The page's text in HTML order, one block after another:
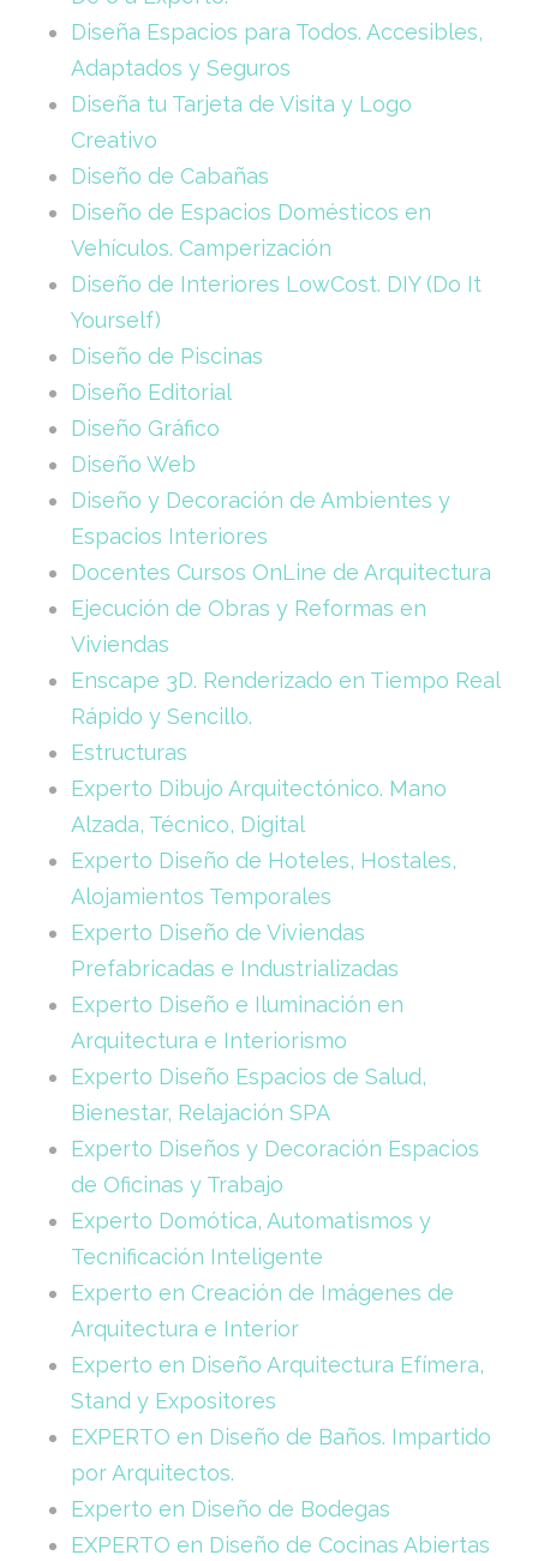
Diseña Espacios para Todos. Accesibles,
Adaptados y Seguros
Diseña tu Tarjeta de Visita y Logo
Creativo
Diseño de Cabañas
Diseño de Espacios Domésticos en
Vehículos. Camperización
Diseño de Interiores LowCost. DIY (Do It
Yourself)
Diseño de Piscinas
Diseño Editorial
Diseño Gráfico
Diseño Web
Diseño y Decoración de Ambientes y
Espacios Interiores
Docentes Cursos OnLine de Arquitectura
Ejecución de Obras y Reformas en
Viviendas
Enscape 3D. Renderizado en Tiempo Real
Rápido y Sencillo.
Estructuras
Experto Dibujo Arquitectónico. Mano
Alzada, Técnico, Digital
Experto Diseño de Hoteles, Hostales,
Alojamientos Temporales
Experto Diseño de Viviendas
Prefabricadas e Industrializadas
Experto Diseño e Iluminación en
Arquitectura e Interiorismo
Experto Diseño Espacios de Salud,
Bienestar, Relajación SPA
Experto Diseños y Decoración Espacios
de Oficinas y Trabajo
Experto Domótica, Automatismos y
Tecnificación Inteligente
Experto en Creación de Imágenes de
Arquitectura e Interior
Experto en Diseño Arquitectura Efímera,
Stand y Expositores
EXPERTO en Diseño de Baños. Impartido
por Arquitectos.
Experto en Diseño de Bodegas
EXPERTO en Diseño de Cocinas Abiertas